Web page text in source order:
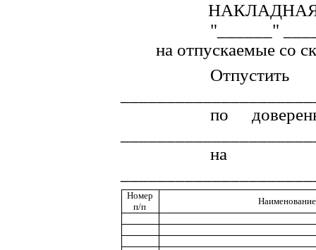
НАКЛАДНАЯ
"______"
на отпускаемые со
Отпустить
по
на
Номер
п/п
Наименование